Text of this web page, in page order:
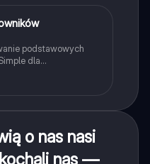
podstawowych
dla
nieregularnych.
o nas nasi
nas —